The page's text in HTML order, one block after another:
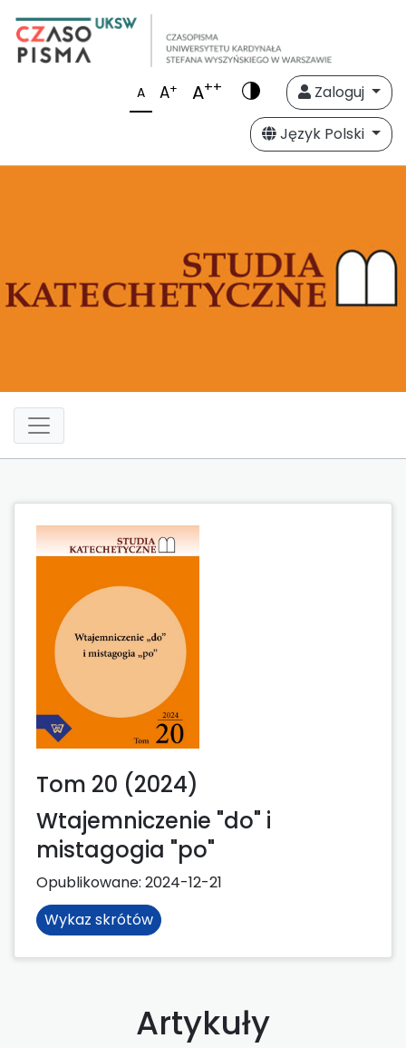
A A+ A++
Zaloguj
Język Polski
Tom 20 (2024)
Wtajemniczenie "do" i
mistagogia "po"
Opublikowane: 2024-12-21
Wykaz skrótów
Artykuły